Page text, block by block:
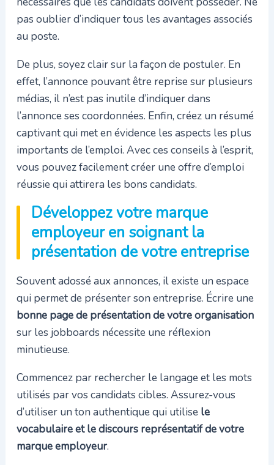
pas oublier d’indiquer tous les avantages associés
au poste.
De plus, soyez clair sur la façon de postuler. En
effet, l’annonce pouvant être reprise sur plusieurs
médias, il n’est pas inutile d’indiquer dans
l’annonce ses coordonnées. Enfin, créez un résumé
captivant qui met en évidence les aspects les plus
importants de l’emploi. Avec ces conseils à l’esprit,
vous pouvez facilement créer une offre d’emploi
réussie qui attirera les bons candidats.
Développez votre marque
employeur en soignant la
présentation de votre entreprise
Souvent adossé aux annonces, il existe un espace
qui permet de présenter son entreprise. Écrire une
bonne page de présentation de votre organisation
sur les jobboards nécessite une réflexion
minutieuse.
Commencez par rechercher le langage et les mots
utilisés par vos candidats cibles. Assurez-vous
d’utiliser un ton authentique qui utilisele
vocabulaire et le discours représentatif de votre
marque employeur.